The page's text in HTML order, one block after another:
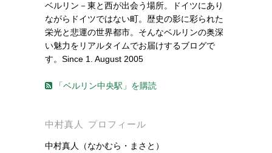
ベルリン－東と西が出会う場所。ドイツにあり
ながらドイツではない町。歴史の影に彩られた
栄光と悲運の世界都市。そんなベルリンの奥深
い魅力をリアルタイムでお届けするブログで
す。Since 1. August 2005
「ベルリン中央駅」を購読
中村真人 プロフィール
中村真人（なかむら・まさと）